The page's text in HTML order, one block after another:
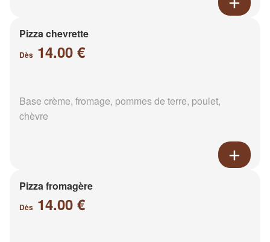
Pizza chevrette
Dès 14.00 €
Base crème, fromage, pommes de terre, poulet,
chèvre
Pizza fromagère
Dès 14.00 €